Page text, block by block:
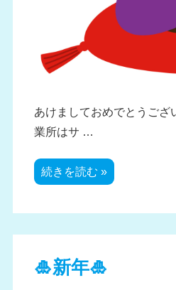
あけましておめでとうご
業所はサ …
2024
New
続きを読む »
🎍新年🎍